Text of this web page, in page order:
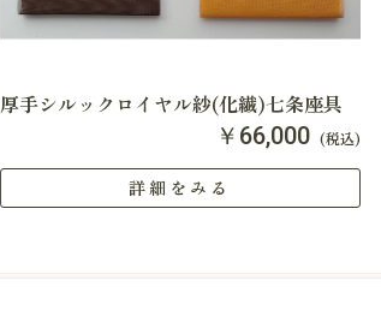
厚手シルックロイヤル紗(化繊)七条座具
￥66,000 (税込)
詳細をみる